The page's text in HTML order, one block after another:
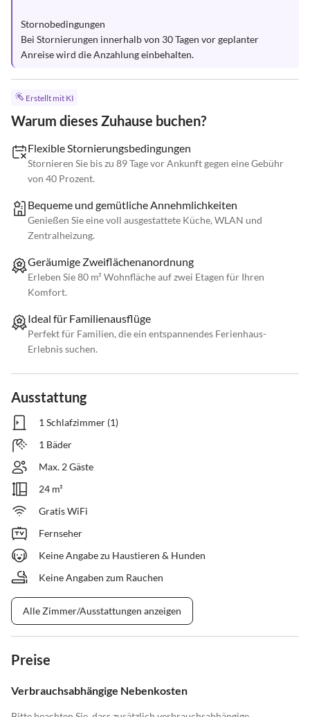
Stornobedingungen
Bei Stornierungen innerhalb von 30 Tagen vor geplanter
Anreise wird die Anzahlung einbehalten.
Erstellt mit KI
Warum dieses Zuhause buchen?
Flexible Stornierungsbedingungen
Stornieren Sie bis zu 89 Tage vor Ankunft gegen eine Gebühr
von 40 Prozent.
Bequeme und gemütliche Annehmlichkeiten
Genießen Sie eine voll ausgestattete Küche, WLAN und
Zentralheizung.
Geräumige Zweiflächenanordnung
Erleben Sie 80 m² Wohnfläche auf zwei Etagen für Ihren
Komfort.
Ideal für Familienausflüge
Perfekt für Familien, die ein entspannendes Ferienhaus-
Erlebnis suchen.
Ausstattung
1 Schlafzimmer (1)
1 Bäder
Max. 2 Gäste
24 m²
Gratis WiFi
Fernseher
Keine Angabe zu Haustieren & Hunden
Keine Angaben zum Rauchen
Alle Zimmer/Ausstattungen anzeigen
Preise
Verbrauchsabhängige Nebenkosten